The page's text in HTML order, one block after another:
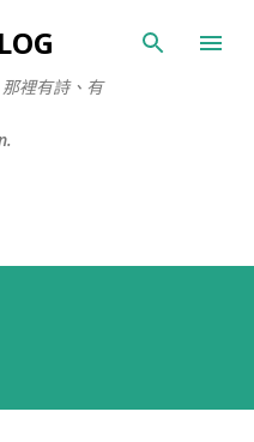
容
裡有詩、有